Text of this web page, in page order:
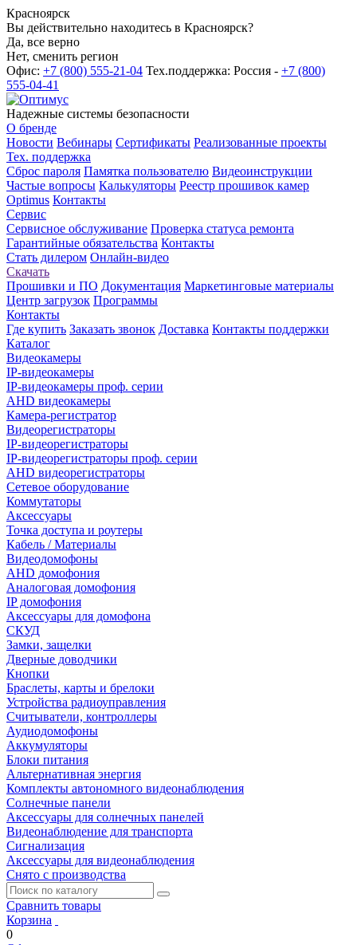
Красноярск
Вы действительно находитесь в Красноярск?
Да, все верно
Нет, сменить регион
Офис: +7 (800) 555-21-04 Тех.поддержка: Россия - +7 (800)
555-04-41
Надежные системы безопасности
О бренде
Новости Вебинары Сертификаты Реализованные проекты
Тех. поддержка
Сброс пароля Памятка пользователю Видеоинструкции
Частые вопросы Калькуляторы Реестр прошивок камер
Optimus Контакты
Сервис
Сервисное обслуживание Проверка статуса ремонта
Гарантийные обязательства Контакты
Стать дилером Онлайн-видео
Скачать
Прошивки и ПО Документация Маркетинговые материалы
Центр загрузок Программы
Контакты
Где купить Заказать звонок Доставка Контакты поддержки
Каталог
Видеокамеры
IP-видеокамеры
IP-видеокамеры проф. серии
AHD видеокамеры
Камера-регистратор
Видеорегистраторы
IP-видеорегистраторы
IP-видеорегистраторы проф. серии
AHD видеорегистраторы
Сетевое оборудование
Коммутаторы
Аксессуары
Точка доступа и роутеры
Кабель / Материалы
Видеодомофоны
AHD домофония
Аналоговая домофония
IP домофония
Аксессуары для домофона
СКУД
Замки, защелки
Дверные доводчики
Кнопки
Браслеты, карты и брелоки
Устройства радиоуправления
Считыватели, контроллеры
Аудиодомофоны
Аккумуляторы
Блоки питания
Альтернативная энергия
Комплекты автономного видеонаблюдения
Солнечные панели
Аксессуары для солнечных панелей
Видеонаблюдение для транспорта
Сигнализация
Аксессуары для видеонаблюдения
Снято с производства
Сравнить товары
Корзина
0